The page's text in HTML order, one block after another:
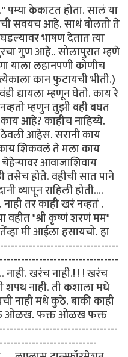
केकाटत होता. सालं या
सवयच आहे. साधं बोलतो ते
भाषण देतात त्या
गुण आहे.. सोलापुरात म्हणे
याला लहानपणी कोणीच
कान फुटायची भीती.)
द्यायला म्हणून घेतो. काय रे
म्हणुन तुझी वही बघत
आहे? काहीच नाहिय्ये.
आहेस. सरानी काय
शिकवलं ते मला काय
आवाजाशिवाय
तसेच होते. वहीची सात पाने
व्यापून राहिली होती....
तर काही खरं नव्हतं .
वहीत "श्री कृष्णं शरणं मम"
मी आईला हसायचो. हा
खरंच नाही.! ! ! खरंच
शपथ नाही. ती कशाला मधे
नाही मधे कुठे. बाकी काही
ओळख. फक्त ओळख फक्त